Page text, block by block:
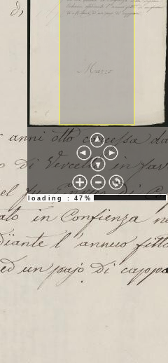
loading : 47%